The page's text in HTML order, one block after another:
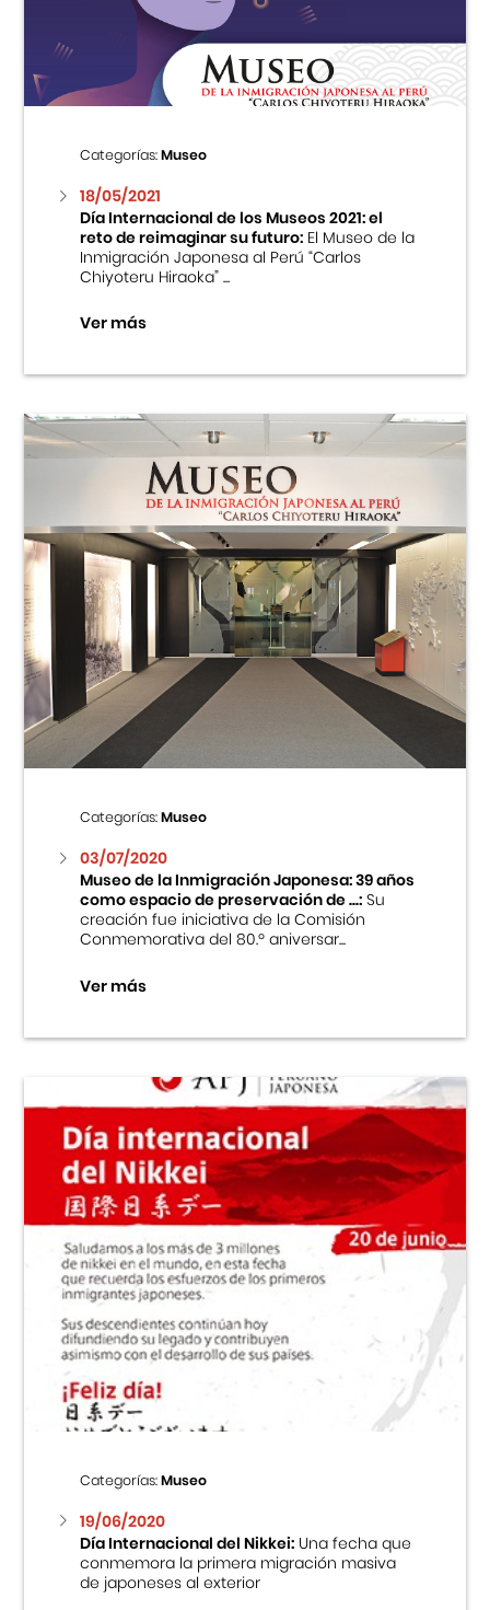
Centro Cultural Peruano Japonés
Cursos
Museo de la Inmigración Japonesa
Fondo Editorial
Teatro Peruano Japonés
Categorías:Museo
18/05/2021
Día Internacional de los Museos 2021: el
reto de reimaginar su futuro:El Museo de la
Inmigración Japonesa al Perú “Carlos
Chiyoteru Hiraoka” ...
Ver más
Categorías:Museo
03/07/2020
Museo de la Inmigración Japonesa: 39 años
como espacio de preservación de ...:Su
creación fue iniciativa de la Comisión
Conmemorativa del 80.º aniversar...
Ver más
Categorías:Museo
19/06/2020
Día Internacional del Nikkei:Una fecha que
conmemora la primera migración masiva
de japoneses al exterior